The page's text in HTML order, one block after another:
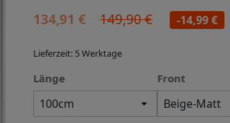
134,91 € 149,90 € -14,99 €
Lieferzeit: 5 Werktage
Länge Front